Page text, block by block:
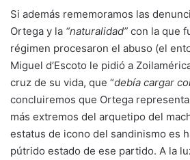
Si además rememoramos las
Ortega y la “naturalidad” con la que
régimen procesaron el abuso (el
Miguel d’Escoto le pidió a
cruz de su vida, que “debía cargar
concluiremos que Ortega
más extremos del arquetipo del
estatus de icono del sandinismo es
pútrido estado de ese partido. A la